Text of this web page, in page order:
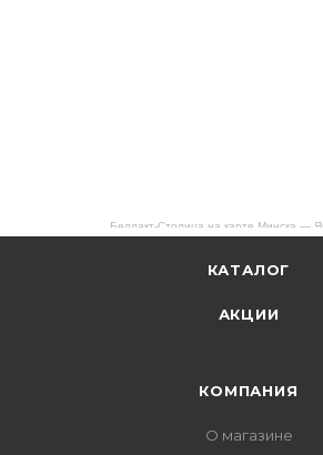
Беллакт-Столица на карте Минска —
КАТАЛОГ
АКЦИИ
КОМПАНИЯ
О магазине